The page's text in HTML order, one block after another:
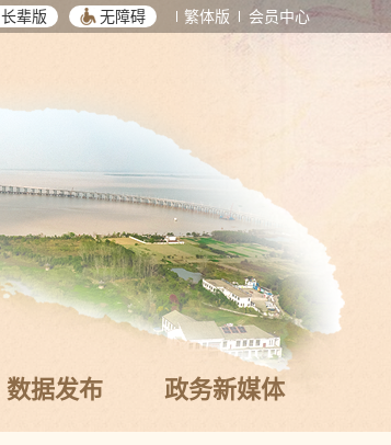
长辈版 无障碍 繁体版 会员中心
数据发布 政务新媒体